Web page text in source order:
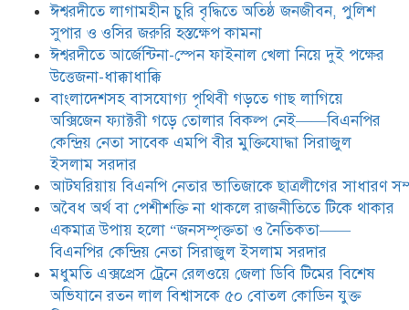
ঈশ্বরদীতে বিএনপি নেত্রীর বিরুদ্ধে জমি ও
দোকান দখলের চেষ্টার অভিযোগে সংবাদ
সম্মেলন
যে ঐক্যের মাধ্যমে ১৯৯১ সালে
বিএনপির সকলস্তরের নেতাকর্মীরা ভঙ্গুর
দলকে প্রতিষ্ঠা এবং নির্বাচন করে
স্বৈরাচারী শেখ হাসিনাকে অপসারণ
আহবান জানিয়েছেন—- বিএনপির কেন্দ্রিয় নির্বাহী কমিটির নেতা,
সাবেক এমপি বীর মুক্তিযোদ্ধা সিরাজুল ইসলাম সরদার
আদালত থেকে দেওয়া রিসিভার
নিয়োগের আদেশ অমান্য করে ঈশ্বরদীর
রঞ্জু সরদারের ১০ লাখ টাকার লিচু ও
আম লুট ,জীবননাশের হুমকি ,পুলিশের
নীরব ভ’মিকায় প্রধানমন্ত্রীর জরুরি
ঈশ্বরদীতে লাগামহীন চুরি বৃদ্ধিতে অতিষ্ঠ জনজীবন, পুলিশ
সুপার ও ওসির জরুরি হস্তক্ষেপ কামনা ​
ঈশ্বরদীতে আর্জেন্টিনা-স্পেন ফাইনাল খেলা নিয়ে দুই পক্ষের
উত্তেজনা-ধাক্কাধাক্কি
বাংলাদেশসহ বাসযোগ্য পৃথিবী গড়তে গাছ লাগিয়ে
অক্সিজেন ফ্যাক্টরী গড়ে তোলার বিকল্প নেই——বিএনপির
কেন্দ্রিয় নেতা সাবেক এমপি বীর মুক্তিযোদ্ধা সিরাজুল
ইসলাম সরদার
আটঘরিয়ায় বিএনপি নেতার ভাতিজাকে ছাত্রলীগের সাধারণ
​​অবৈধ অর্থ বা পেশীশক্তি না থাকলে রাজনীতিতে টিকে থাকার
একমাত্র উপায় হলো “জনসম্পৃক্ততা ও নৈতিকতা——
বিএনপির কেন্দ্রিয় নেতা সিরাজুল ইসলাম সরদার
মধুমতি এক্সপ্রেস ট্রেনে রেলওয়ে জেলা ডিবি টিমের বিশেষ
অভিযানে রতন লাল বিশ্বাসকে ৫০ বোতল কোডিন যুক্ত